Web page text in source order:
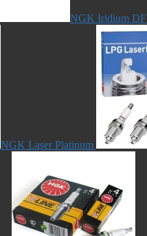
NGK Iridium DF
NGK Laser Platinum